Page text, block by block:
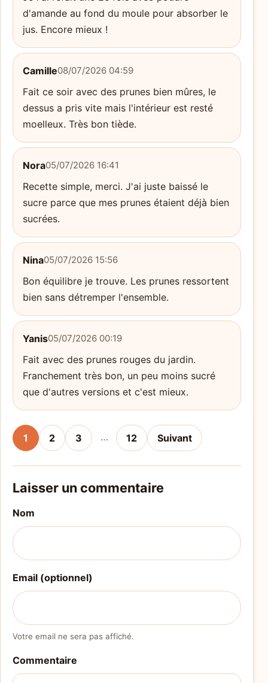
d'amande au fond du moule pour absorber le
jus. Encore mieux !
Camille08/07/2026 04:59
Fait ce soir avec des prunes bien mûres, le
dessus a pris vite mais l'intérieur est resté
moelleux. Très bon tiède.
Nora05/07/2026 16:41
Recette simple, merci. J'ai juste baissé le
sucre parce que mes prunes étaient déjà bien
sucrées.
Nina05/07/2026 15:56
Bon équilibre je trouve. Les prunes ressortent
bien sans détremper l'ensemble.
Yanis05/07/2026 00:19
Fait avec des prunes rouges du jardin.
Franchement très bon, un peu moins sucré
que d'autres versions et c'est mieux.
1 2 3 … 12 Suivant
Laisser un commentaire
Nom
Email (optionnel)
Votre email ne sera pas affiché.
Commentaire